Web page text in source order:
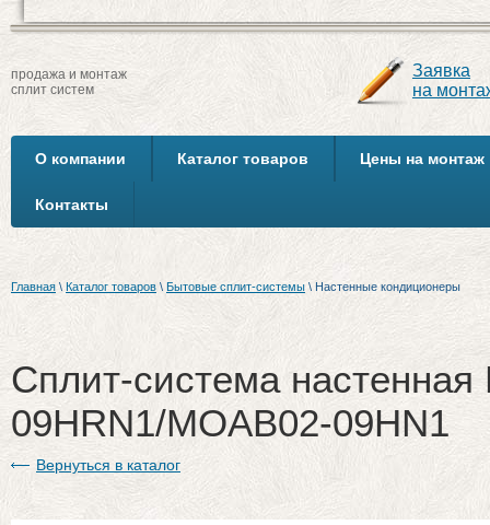
продажа и монтаж
сплит систем
Заявка
на
О компании Каталог товаров Цены на монтаж
Контакты
Главная \ Каталог товаров \ Бытовые сплит-системы \ Настенные кондиционеры
Сплит-система
09HRN1/MOAB02-09HN1
Вернуться в каталог